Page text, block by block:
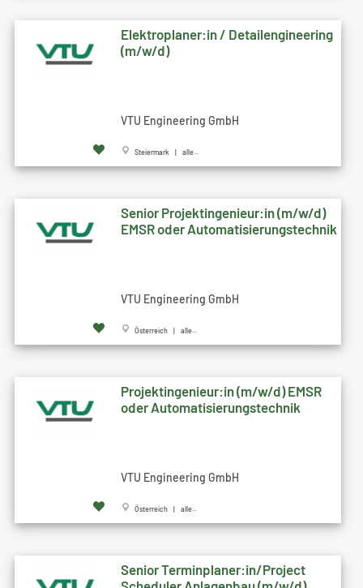
Elektroplaner:in / Detailengineering
(m/w/d)
VTU Engineering GmbH
Steiermark | alle...
Senior Projektingenieur:in (m/w/d)
EMSR oder Automatisierungstechnik
VTU Engineering GmbH
Österreich | alle...
Projektingenieur:in (m/w/d) EMSR
oder Automatisierungstechnik
VTU Engineering GmbH
Österreich | alle...
Senior Terminplaner:in/Project